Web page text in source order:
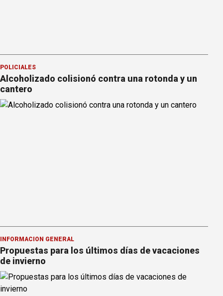
POLICIALES
Alcoholizado colisionó contra una rotonda y un
cantero
INFORMACION GENERAL
Propuestas para los últimos días de vacaciones
de invierno